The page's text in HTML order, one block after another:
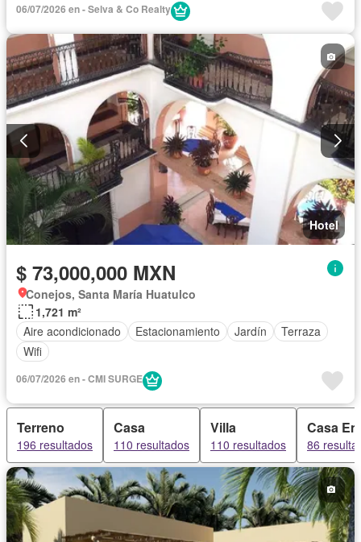
06/07/2026 en - Selva & Co Realty
Hotel
$ 73,000,000 MXN
Conejos, Santa María Huatulco
1,721 m²
Aire acondicionado
Estacionamiento Jardín
Terraza
Wifi
06/07/2026 en - CMI SURGE
Terreno
196 resultados
Casa
110 resultados
Villa
110 resultados
Casa
86